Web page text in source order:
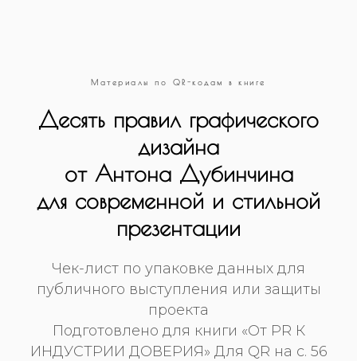
Материалы по QR-кодам в книге
Десять правил графического
дизайна
от Антона Дубинчина
для современной и стильной
презентации
Чек-лист по упаковке данных для
публичного выступления или защиты
проекта
Подготовлено для книги «От PR К
ИНДУСТРИИ ДОВЕРИЯ» Для QR на с. 56